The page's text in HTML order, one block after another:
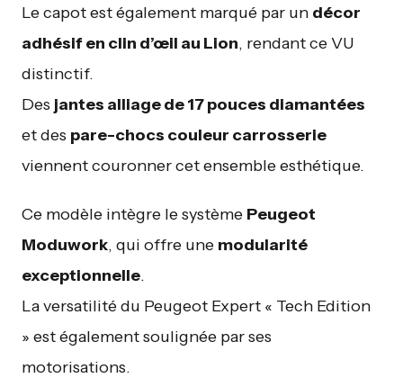
Le capot est également marqué par un décor
adhésif en clin d’œil au Lion, rendant ce VU
distinctif.
Des jantes alliage de 17 pouces diamantées
et des pare-chocs couleur carrosserie
viennent couronner cet ensemble esthétique.
Ce modèle intègre le système Peugeot
Moduwork, qui offre une modularité
exceptionnelle.
La versatilité du Peugeot Expert « Tech Edition
» est également soulignée par ses
motorisations.